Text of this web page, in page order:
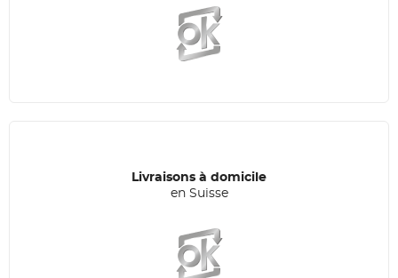
Livraisons à domicile
en Suisse